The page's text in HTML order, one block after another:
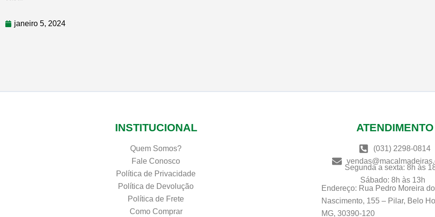
janeiro 5, 2024
INSTITUCIONAL
Quem Somos?
Fale Conosco
Política de Privacidade
Política de Devolução
Política de Frete
Como Comprar
ATENDIMENTO
(031) 2298-0814
Segunda a sexta: 8h às
Sábado: 8h às 13h
Endereço: Rua Pedro Moreira do
Nascimento, 155 – Pilar, Belo
MG, 30390-120